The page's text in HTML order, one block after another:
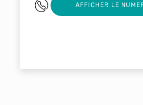
0694276930
AFFICHER LE